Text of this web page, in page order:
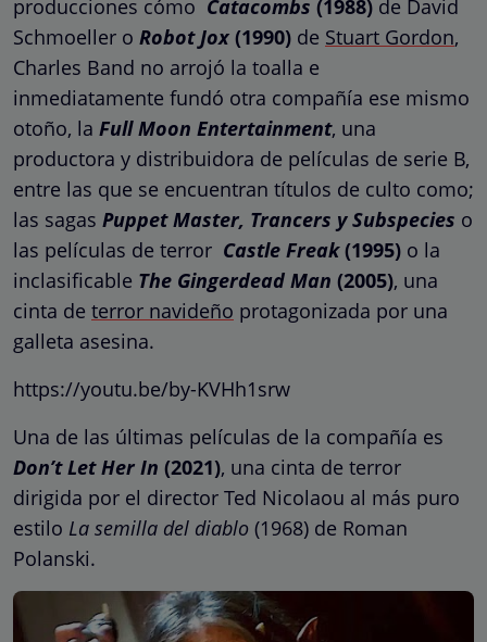
producciones cómo Catacombs (1988) de David
Schmoeller o Robot Jox (1990) de Stuart Gordon,
Charles Band no arrojó la toalla e
inmediatamente fundó otra compañía ese mismo
otoño, la Full Moon Entertainment, una
productora y distribuidora de películas de serie B,
entre las que se encuentran títulos de culto como;
las sagas Puppet Master, Trancers y Subspecies o
las películas de terror Castle Freak(1995) o la
inclasificable The Gingerdead Man (2005), una
cinta de terror navideño protagonizada por una
galleta asesina.
https://youtu.be/by-KVHh1srw
Una de las últimas películas de la compañía es
Don’t Let Her In (2021), una cinta de terror
dirigida por el director Ted Nicolaou al más puro
estilo La semilla del diablo (1968) de Roman
Polanski.